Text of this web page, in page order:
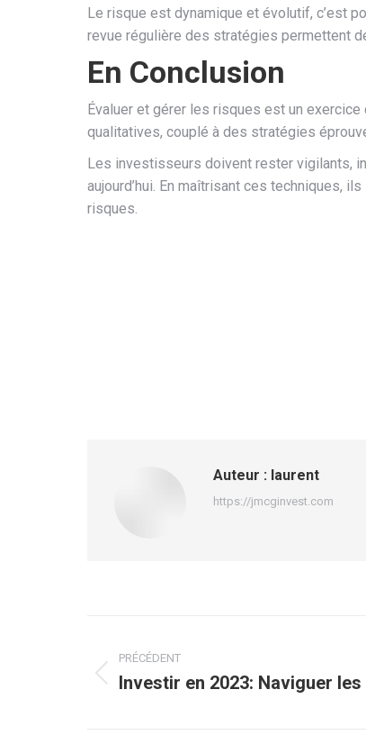
Le risque est dynamique et évolutif, c’est
revue régulière des stratégies permettent
En Conclusion
Évaluer et gérer les risques est un
qualitatives, couplé à des stratégies
Les investisseurs doivent rester vigilants,
aujourd’hui. En maîtrisant ces techniques,
risques.
Auteur : laurent
https://jmcginvest.com
article
PRÉCÉDENT
Article
Investir en 2023: Naviguer